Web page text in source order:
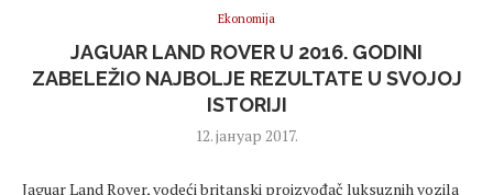
Ekonomija
JAGUAR LAND ROVER U 2016. GODINI
ZABELEŽIO NAJBOLJE REZULTATE U SVOJOJ
ISTORIJI
12. јануар 2017.
Jaguar Land Rover, vodeći britanski proizvođač luksuznih vozila